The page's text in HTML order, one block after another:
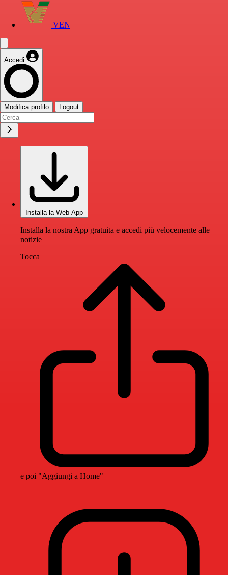
VEN
Accedi
Modifica profilo Logout
Installa la Web App
Installa la nostra App gratuita e accedi più velocemente alle
notizie
Tocca
e poi "Aggiungi a Home"